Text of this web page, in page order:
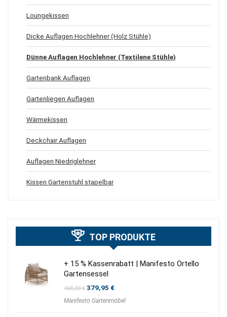
Loungekissen
Dicke Auflagen Hochlehner (Holz Stühle)
Dünne Auflagen Hochlehner (Textilene Stühle)
Gartenbank Auflagen
Gartenliegen Auflagen
Wärmekissen
Deckchair Auflagen
Auflagen Niedriglehner
Kissen Gartenstuhl stapelbar
TOP PRODUKTE
+ 15 % Kassenrabatt | Manifesto Ortello
Gartensessel
469,00€ Ursprünglicher
war:
379,95 €Aktueller
ist:
Manifesto Gartenmöbel